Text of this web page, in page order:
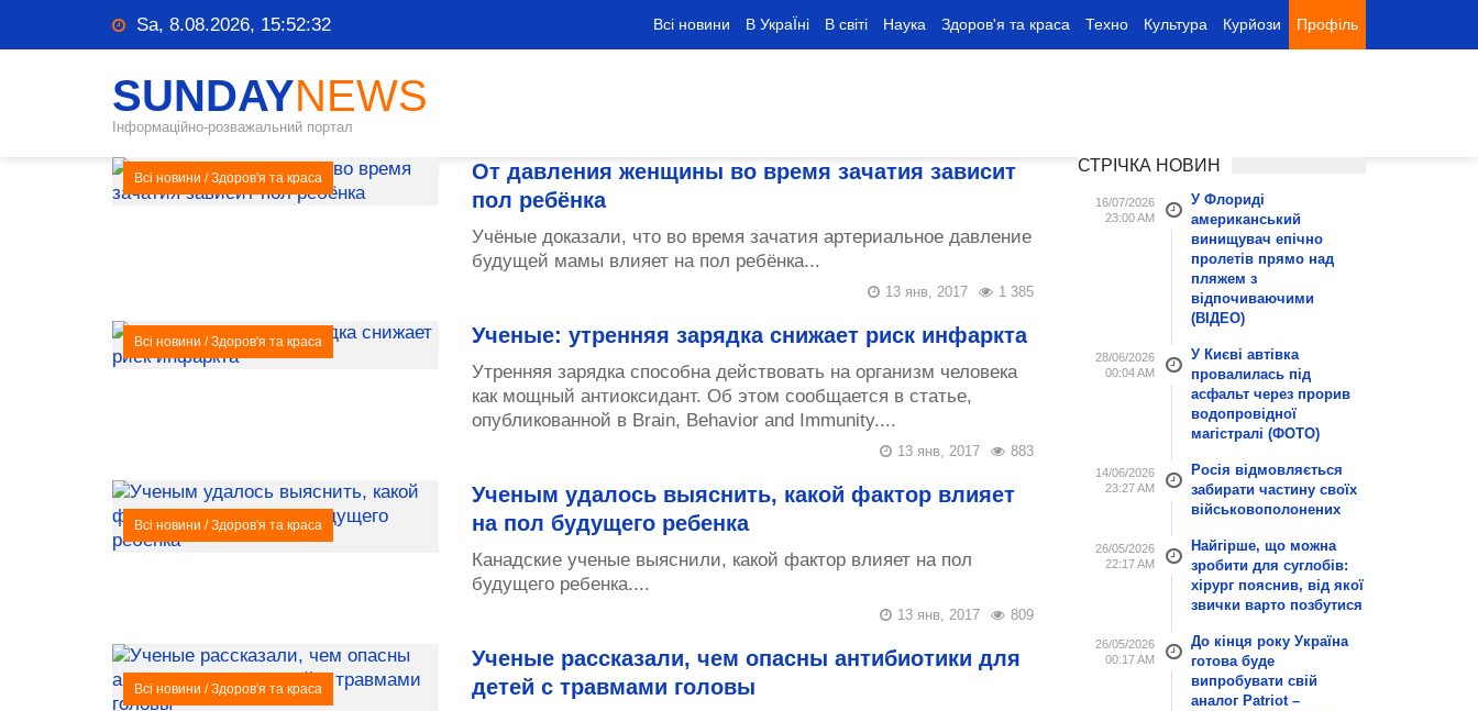
Sa, 8.08.2026, 15:52:33 Всі новини В УкраЇні В світі Наука Здоров'я та краса Техно Культура Курйози Профіль
SUNDAYNEWS
Інформаційно-розважальний портал
Всі новини /Здоров'я та краса
От давления женщины во время зачатия зависит
пол ребёнка
Учёные доказали, что во время зачатия артериальное давление
будущей мамы влияет на пол ребёнка...
1 385
13 янв, 2017
Всі новини /Здоров'я та краса Ученые: утренняя зарядка снижает риск инфаркта
Утренняя зарядка способна действовать на организм человека
как мощный антиоксидант. Об этом сообщается в статье,
опубликованной в Brain, Behavior and Immunity....
883
13 янв, 2017
Всі новини /Здоров'я та краса
Ученым удалось выяснить, какой фактор влияет
на пол будущего ребенка
Канадские ученые выяснили, какой фактор влияет на пол
будущего ребенка....
809
13 янв, 2017
Всі новини /Здоров'я та краса
Ученые рассказали, чем опасны антибиотики для
детей с травмами головы
СТРІЧКА НОВИН
16/07/2026
23:00 AM
У Флориді
американський
винищувач епічно
пролетів прямо над
пляжем з
відпочиваючими
(ВІДЕО)
28/06/2026
00:04 AM
У Києві автівка
провалилась під
асфальт через прорив
водопровідної
магістралі (ФОТО)
14/06/2026
23:27 AM
Росія відмовляється
забирати частину своїх
військовополонених
26/05/2026
22:17 AM
Найгірше, що можна
зробити для суглобів:
хірург пояснив, від якої
звички варто позбутися
26/05/2026
00:17 AM
До кінця року Україна
готова буде
випробувати свій
аналог Patriot –